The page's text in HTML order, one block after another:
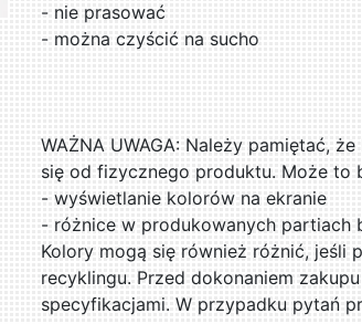
- nie prasować
- można czyścić na sucho
WAŻNA UWAGA: Należy pamiętać,
się od fizycznego produktu. Może to
- wyświetlanie kolorów na ekranie
- różnice w produkowanych partiach
Kolory mogą się również różnić, jeśli
recyklingu. Przed dokonaniem
specyfikacjami. W przypadku pytań